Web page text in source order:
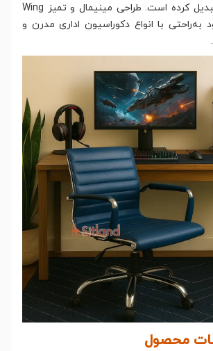
میزهای کارمندی تبدیل کرده است. طراحی مینیمال و تمیز Wing
به‌راحتی با انواع دکوراسیون اداری مدرن و
محصول